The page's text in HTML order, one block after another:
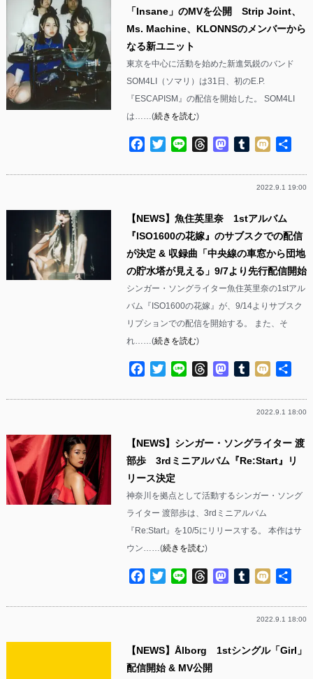
「Insane」のMVを公開 Strip Joint、
Ms. Machine、KLONNSのメンバーから
なる新ユニット
東京を中心に活動を始めた新進気鋭のバンド
SOM4LI（ソマリ）は31日、初のE.P.
『ESCAPISM』の配信を開始した。 SOM4LI
は……(続きを読む)
Facebook
TwitterLine ThreadsMastodon
Tumblr
Mixi
2022.9.1 19:00
【NEWS】魚住英里奈 1stアルバム
『ISO1600の花嫁』のサブスクでの配信
が決定 & 収録曲「中央線の車窓から団地
の貯水塔が見える」9/7より先行配信開始
シンガー・ソングライター魚住英里奈の1stアル
バム『ISO1600の花嫁』が、9/14よりサブスク
リプションでの配信を開始する。 また、そ
れ……(続きを読む)
Facebook
TwitterLine ThreadsMastodon
Tumblr
Mixi
2022.9.1 18:00
【NEWS】シンガー・ソングライター 渡
部歩 3rdミニアルバム『Re:Start』リ
リース決定
神奈川を拠点として活動するシンガー・ソング
ライター 渡部歩は、3rdミニアルバム
『Re:Start』を10/5にリリースする。 本作はサ
ウン……(続きを読む)
Facebook
TwitterLine ThreadsMastodon
Tumblr
Mixi
2022.9.1 18:00
【NEWS】Ålborg 1stシングル「Girl」
配信開始 & MV公開